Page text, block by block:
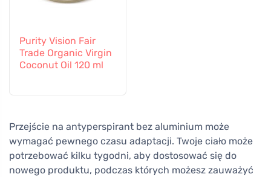
Purity Vision Fair
Trade Organic Virgin
Coconut Oil 120 ml
Przejście na antyperspirant bez aluminium może
wymagać pewnego czasu adaptacji. Twoje ciało może
potrzebować kilku tygodni, aby dostosować się do
nowego produktu, podczas których możesz zauważyć